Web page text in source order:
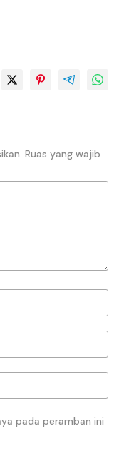
Ruas yang wajib
pada peramban ini